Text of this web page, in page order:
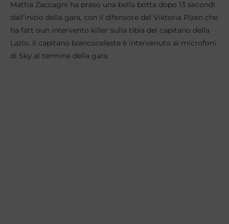
Mattia Zaccagni ha preso una bella botta dopo 13 secondi
dall’inizio della gara, con il difensore del Viktoria Plzen che
ha fatt oun intervento killer sulla tibia del capitano della
Lazio. Il capitano biancoceleste è intervenuto ai microfoni
di Sky al termine della gara.